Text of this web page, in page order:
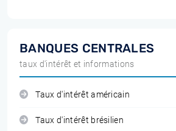
BANQUES CENTRALES
taux d'intérêt et informations
Taux d'intérêt américain
Taux d'intérêt brésilien